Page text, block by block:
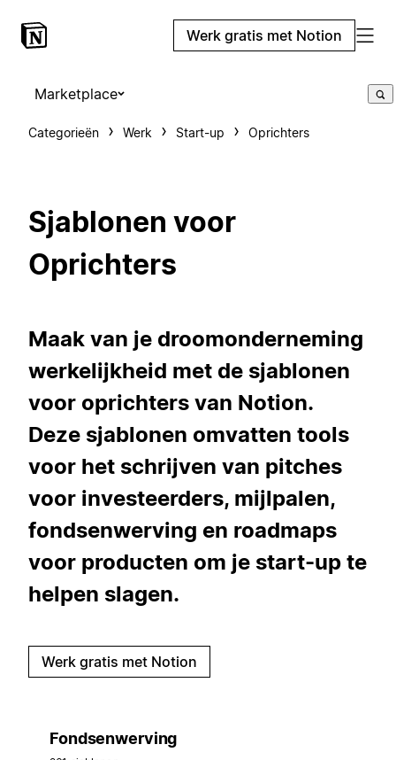
Werk gratis met Notion
Marketplace
Categorieën Werk Start-up Oprichters
Sjablonen voor
Oprichters
Maak van je droomonderneming
werkelijkheid met de sjablonen
voor oprichters van Notion.
Deze sjablonen omvatten tools
voor het schrijven van pitches
voor investeerders, mijlpalen,
fondsenwerving en roadmaps
voor producten om je start-up te
helpen slagen.
Werk gratis met Notion
Fondsenwerving